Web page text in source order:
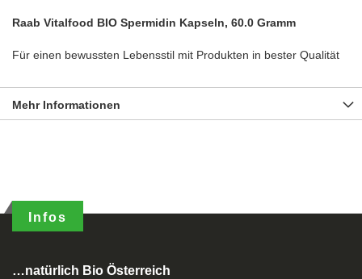
Raab Vitalfood BIO Spermidin Kapseln, 60.0 Gramm
Für einen bewussten Lebensstil mit Produkten in bester Qualität
Mehr Informationen
Infos
…natürlich Bio Österreich